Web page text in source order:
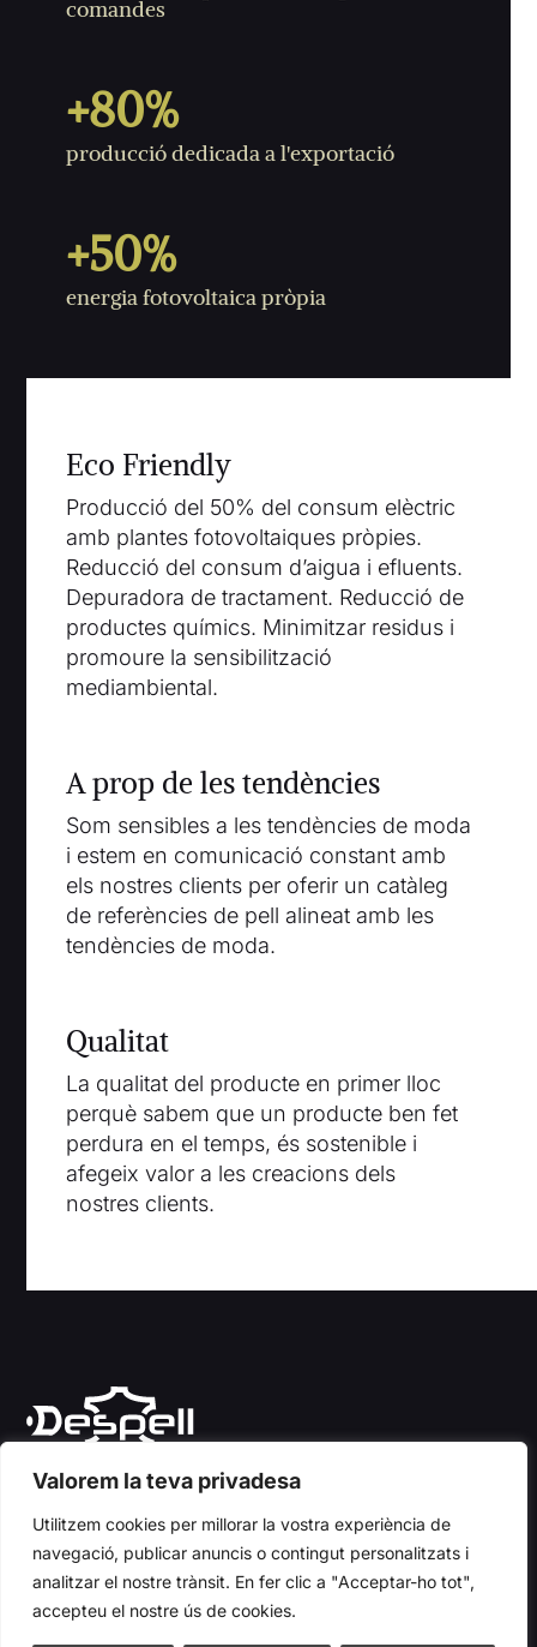
Valorem la teva privadesa
Utilitzem cookies per millorar la vostra experiència de
navegació, publicar anuncis o contingut personalitzats i
analitzar el nostre trànsit. En fer clic a "Acceptar-ho tot",
accepteu el nostre ús de cookies.
comandes
+80%
producció dedicada a l'exportació
+50%
energia fotovoltaica pròpia
Eco Friendly
Producció del 50% del consum elèctric
amb plantes fotovoltaiques pròpies.
Reducció del consum d’aigua i efluents.
Depuradora de tractament. Reducció de
productes químics. Minimitzar residus i
promoure la sensibilització
mediambiental.
A prop de les tendències
Som sensibles a les tendències de moda
i estem en comunicació constant amb
els nostres clients per oferir un catàleg
de referències de pell alineat amb les
tendències de moda.
Qualitat
La qualitat del producte en primer lloc
perquè sabem que un producte ben fet
perdura en el temps, és sostenible i
afegeix valor a les creacions dels
nostres clients.
Leather for your creativity
Despell, SA
c/ Molí de l’Abadia, 28
08700 – Igualada (Barcelona)